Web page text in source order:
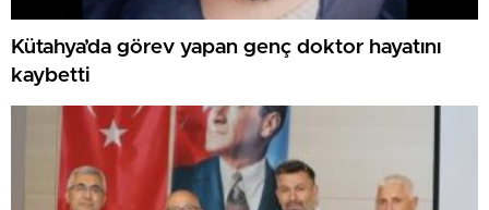
Kütahya’da görev yapan genç doktor hayatını
kaybetti